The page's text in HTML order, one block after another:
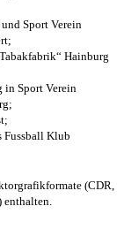
Sport Verein
Hainburg
in Sport Verein
Fussball Klub
(CDR,